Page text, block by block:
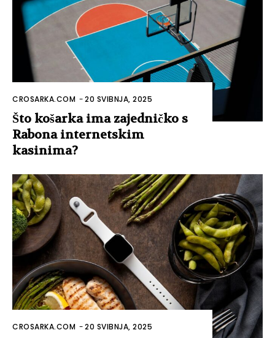
CROSARKA.COM -20 SVIBNJA, 2025
Što košarka ima zajedničko s
Rabona internetskim
kasinima?
CROSARKA.COM -20 SVIBNJA, 2025